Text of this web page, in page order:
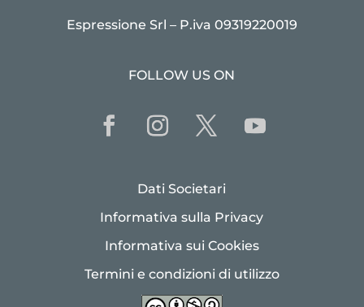
Espressione Srl – P.iva 09319220019
FOLLOW US ON
Dati Societari
Informativa sulla Privacy
Informativa sui Cookies
Termini e condizioni di utilizzo